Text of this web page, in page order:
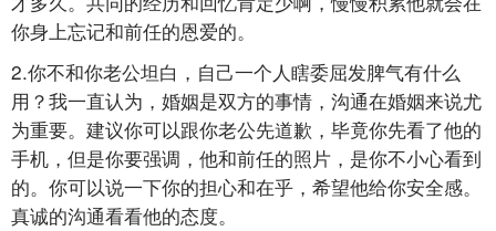
你身上忘记和前任的恩爱的。
2.你不和你老公坦白，自己一个人瞎委屈发脾气有什么
用？我一直认为，婚姻是双方的事情，沟通在婚姻来说尤
为重要。建议你可以跟你老公先道歉，毕竟你先看了他的
手机，但是你要强调，他和前任的照片，是你不小心看到
的。你可以说一下你的担心和在乎，希望他给你安全感。
真诚的沟通看看他的态度。